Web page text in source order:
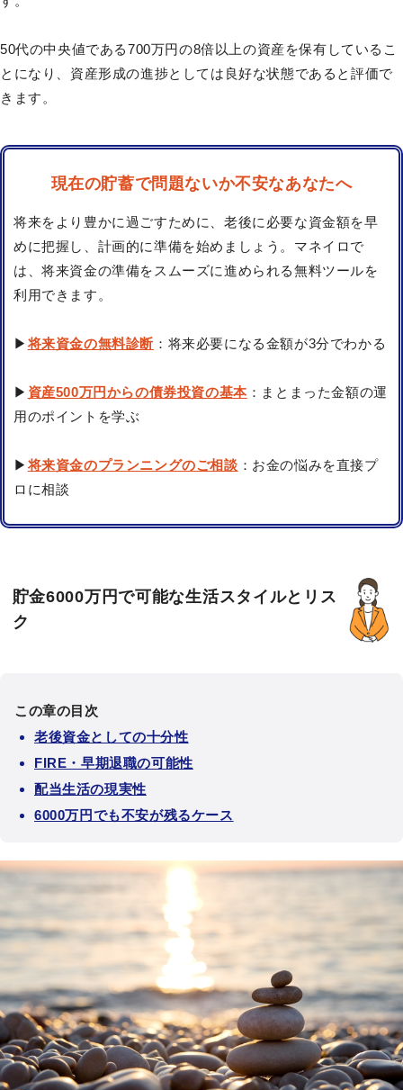
50代の中央値である700万円の8倍以上の資産を保有しているこ
とになり、資産形成の進捗としては良好な状態であると評価で
きます。
現在の貯蓄で問題ないか不安なあなたへ
将来をより豊かに過ごすために、老後に必要な資金額を早
めに把握し、計画的に準備を始めましょう。マネイロで
は、将来資金の準備をスムーズに進められる無料ツールを
利用できます。
▶将来資金の無料診断 ：将来必要になる金額が3分でわかる
▶ 資産500万円からの債券投資の基本：まとまった金額の運
用のポイントを学ぶ
▶将来資金のプランニングのご相談 ：お金の悩みを直接プ
ロに相談
貯金6000万円で可能な生活スタイルとリス
ク
この章の目次
老後資金としての十分性
FIRE・早期退職の可能性
配当生活の現実性
6000万円でも不安が残るケース